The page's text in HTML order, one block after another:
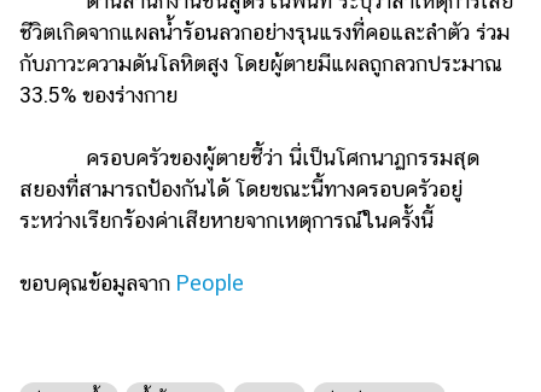
งาน
กับ
ชีวิตเกิดจากแผลน้ำร้อนลวกอย่างรุนแรงที่คอและลำตัว ร่วม
กับภาวะความดันโลหิตสูง โดยผู้ตายมีแผลถูกลวกประมาณ
33.5% ของร่างกาย
ครอบครัวของผู้ตายชี้ว่า นี่เป็นโศกนาฏกรรมสุด
สยองที่สามารถป้องกันได้ โดยขณะนี้ทางครอบครัวอยู่
ระหว่างเรียกร้องค่าเสียหายจากเหตุการณ์ในครั้งนี้
ขอบคุณข้อมูลจาก People